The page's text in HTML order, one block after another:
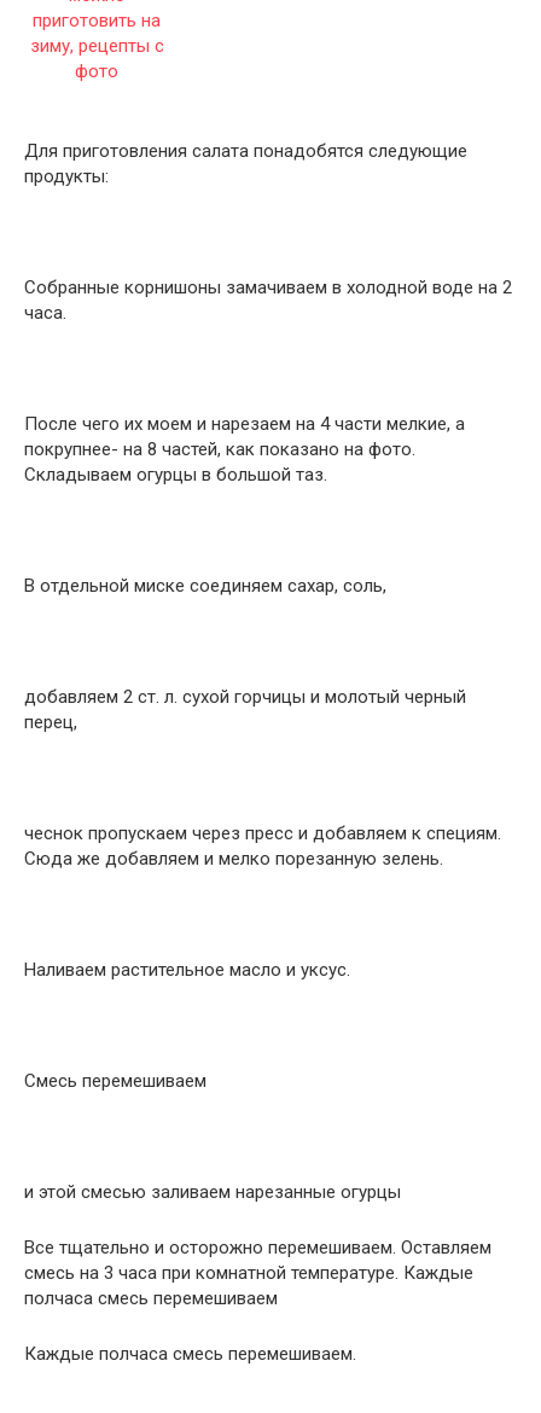
Для приготовления салата понадобятся следующие
продукты:
Собранные корнишоны замачиваем в холодной воде на 2
часа.
После чего их моем и нарезаем на 4 части мелкие, а
покрупнее- на 8 частей, как показано на фото.
Складываем огурцы в большой таз.
В отдельной миске соединяем сахар, соль,
добавляем 2 ст. л. сухой горчицы и молотый черный
перец,
чеснок пропускаем через пресс и добавляем к специям.
Сюда же добавляем и мелко порезанную зелень.
Наливаем растительное масло и уксус.
Смесь перемешиваем
и этой смесью заливаем нарезанные огурцы
Все тщательно и осторожно перемешиваем. Оставляем
смесь на 3 часа при комнатной температуре. Каждые
полчаса смесь перемешиваем
Каждые полчаса смесь перемешиваем.